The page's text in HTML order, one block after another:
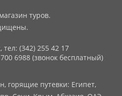
туров.
тел: (342) 255 42 17
6988 (звонок бесплатный)
горящие путевки: Египет,